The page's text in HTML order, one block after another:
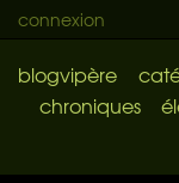
connexion
blogvipère
chroniques